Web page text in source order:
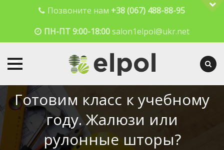
Позвоните нам +38 (067) 488-88-95
ПН-ПТ 9:00-18:00 salon1elpol@ukr.net
to
Готовим класс к учебному
году. Жалюзи или
рулонные шторы?